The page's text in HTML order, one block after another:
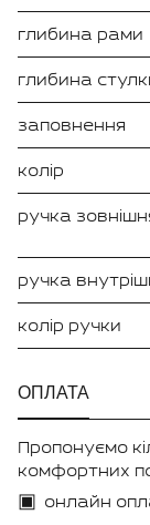
глибина рами
глибина
заповнення
колір
ручка
ручка
колір ручки
ОПЛАТА
Пропонуємо
комфортних
онлайн